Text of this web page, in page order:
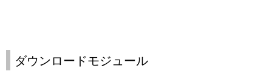
き渡すことを条件に、お客様は、許諾プログラムの使用
      ることができます。
ダウンロードモジュール